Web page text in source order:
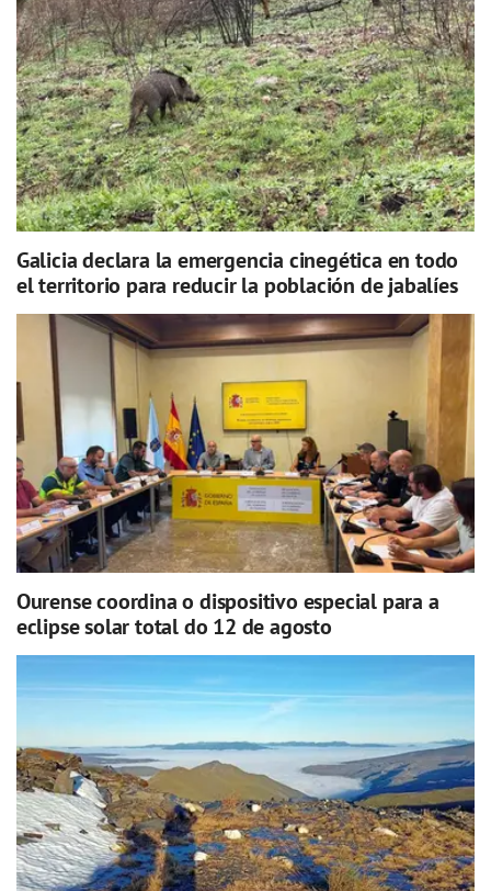
Galicia declara la emergencia cinegética en todo
el territorio para reducir la población de jabalíes
Ourense coordina o dispositivo especial para a
eclipse solar total do 12 de agosto